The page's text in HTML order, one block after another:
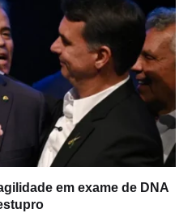
em exame de DNA